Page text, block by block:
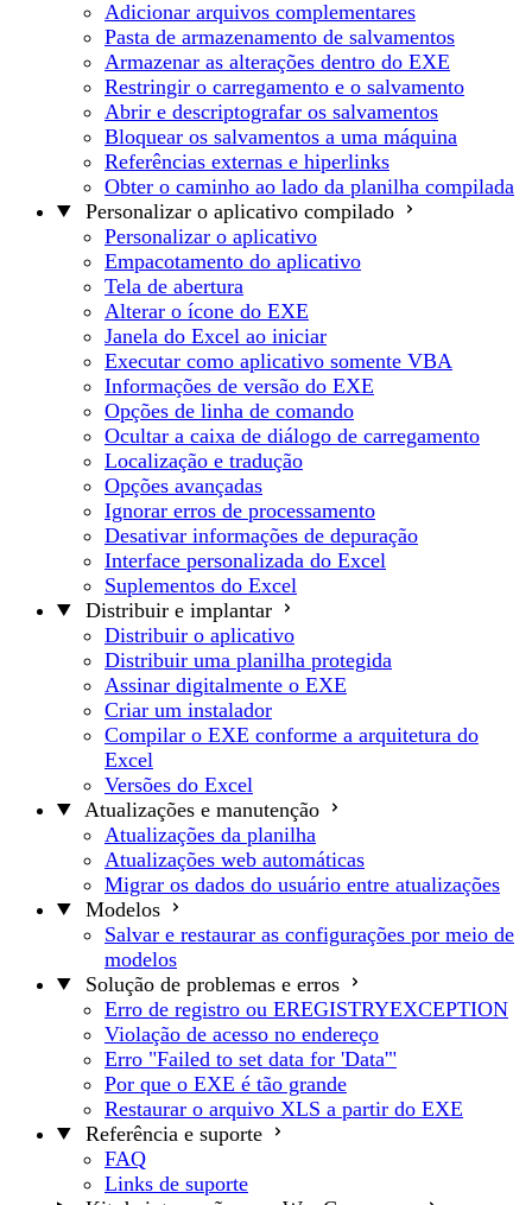
Adicionar arquivos complementares
Pasta de armazenamento de salvamentos
Armazenar as alterações dentro do EXE
Restringir o carregamento e o salvamento
Abrir e descriptografar os salvamentos
Bloquear os salvamentos a uma máquina
Referências externas e hiperlinks
Obter o caminho ao lado da planilha compilada
Personalizar o aplicativo compilado
Personalizar o aplicativo
Empacotamento do aplicativo
Tela de abertura
Alterar o ícone do EXE
Janela do Excel ao iniciar
Executar como aplicativo somente VBA
Informações de versão do EXE
Opções de linha de comando
Ocultar a caixa de diálogo de carregamento
Localização e tradução
Opções avançadas
Ignorar erros de processamento
Desativar informações de depuração
Interface personalizada do Excel
Suplementos do Excel
Distribuir e implantar
Distribuir o aplicativo
Distribuir uma planilha protegida
Assinar digitalmente o EXE
Criar um instalador
Compilar o EXE conforme a arquitetura do
Excel
Versões do Excel
Atualizações e manutenção
Atualizações da planilha
Atualizações web automáticas
Migrar os dados do usuário entre atualizações
Modelos
Salvar e restaurar as configurações por meio de
modelos
Solução de problemas e erros
Erro de registro ou EREGISTRYEXCEPTION
Violação de acesso no endereço
Erro "Failed to set data for 'Data'"
Por que o EXE é tão grande
Restaurar o arquivo XLS a partir do EXE
Referência e suporte
FAQ
Links de suporte